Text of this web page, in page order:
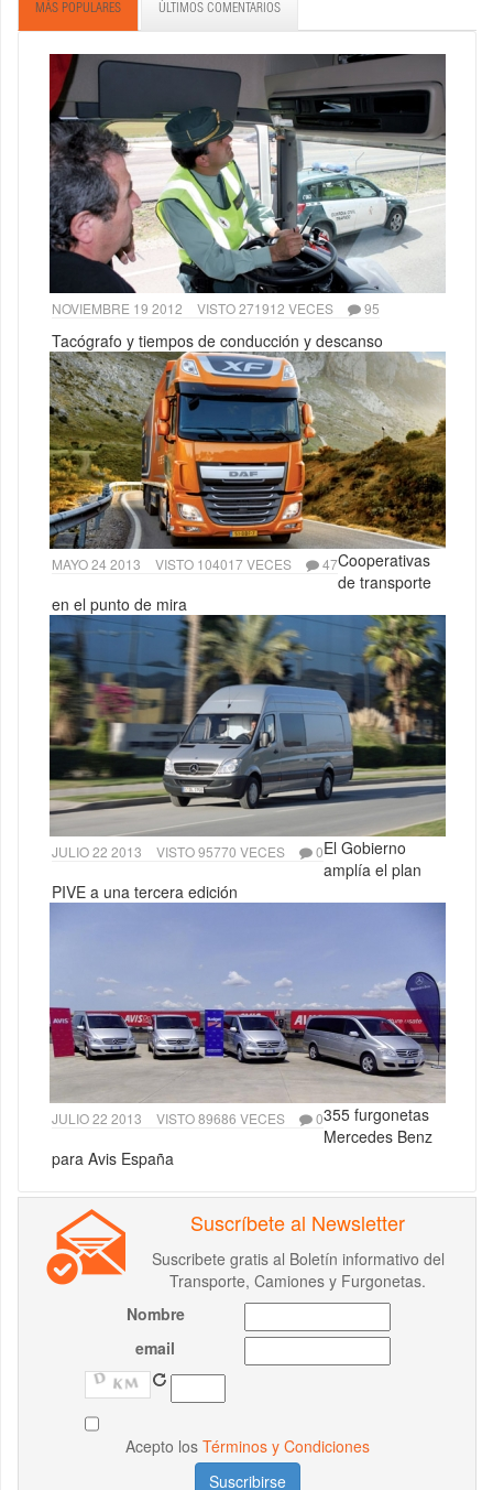
MÁS POPULARES ÚLTIMOS COMENTARIOS
NOVIEMBRE 19 2012 VISTO 271912 VECES 95
Tacógrafo y tiempos de conducción y descanso
MAYO 24 2013 VISTO 104017 VECES 47Cooperativas
de transporte
en el punto de mira
JULIO 22 2013 VISTO 95770 VECES 0El Gobierno
amplía el plan
PIVE a una tercera edición
JULIO 22 2013 VISTO 89686 VECES 0355 furgonetas
Mercedes Benz
para Avis España
Suscríbete al Newsletter
Suscribete gratis al Boletín informativo del
Transporte, Camiones y Furgonetas.
Nombre
email
Acepto los Términos y Condiciones